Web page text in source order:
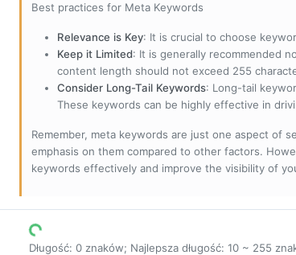
Best practices for Meta Keywords
Relevance is Key: It is crucial to choose
Keep it Limited: It is generally recommended
content length should not exceed 255
Consider Long-Tail Keywords: Long-tail
These keywords can be highly effective in
Remember, meta keywords are just one aspect of
emphasis on them compared to other factors.
keywords effectively and improve the visibility of
Długość: 0 znaków; Najlepsza długość: 10 ~ 255